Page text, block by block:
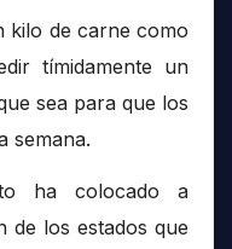
kilo de carne como
tímidamente un
sea para que los
semana.
ha colocado a
de los estados que